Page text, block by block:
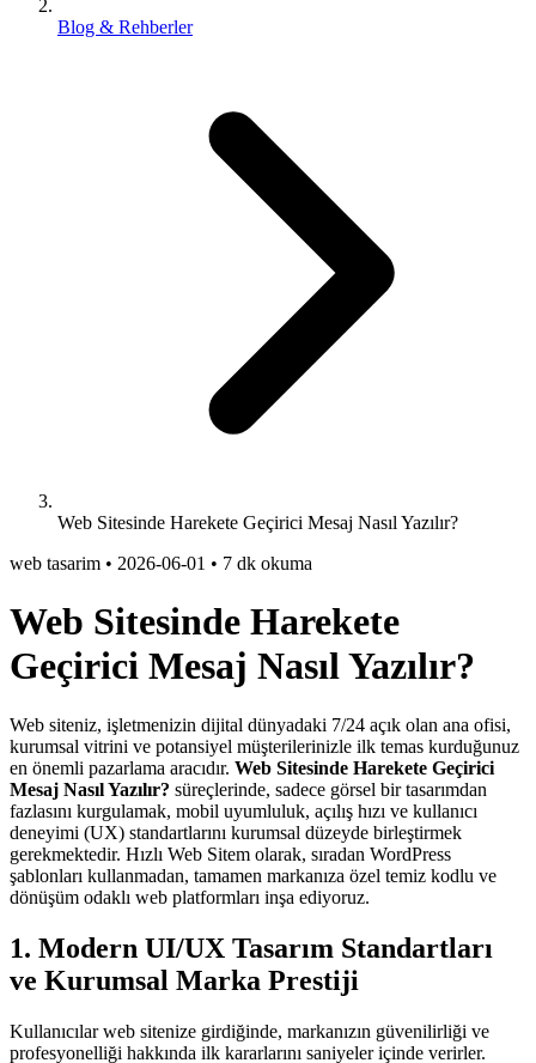
Blog & Rehberler
Web Sitesinde Harekete Geçirici Mesaj Nasıl Yazılır?
web tasarim • 2026-06-01 • 7 dk okuma
Web Sitesinde Harekete
Geçirici Mesaj Nasıl Yazılır?
Web siteniz, işletmenizin dijital dünyadaki 7/24 açık olan ana ofisi,
kurumsal vitrini ve potansiyel müşterilerinizle ilk temas kurduğunuz
en önemli pazarlama aracıdır. Web Sitesinde Harekete Geçirici
Mesaj Nasıl Yazılır? süreçlerinde, sadece görsel bir tasarımdan
fazlasını kurgulamak, mobil uyumluluk, açılış hızı ve kullanıcı
deneyimi (UX) standartlarını kurumsal düzeyde birleştirmek
gerekmektedir. Hızlı Web Sitem olarak, sıradan WordPress
şablonları kullanmadan, tamamen markanıza özel temiz kodlu ve
dönüşüm odaklı web platformları inşa ediyoruz.
1. Modern UI/UX Tasarım Standartları
ve Kurumsal Marka Prestiji
Kullanıcılar web sitenize girdiğinde, markanızın güvenilirliği ve
profesyonelliği hakkında ilk kararlarını saniyeler içinde verirler.